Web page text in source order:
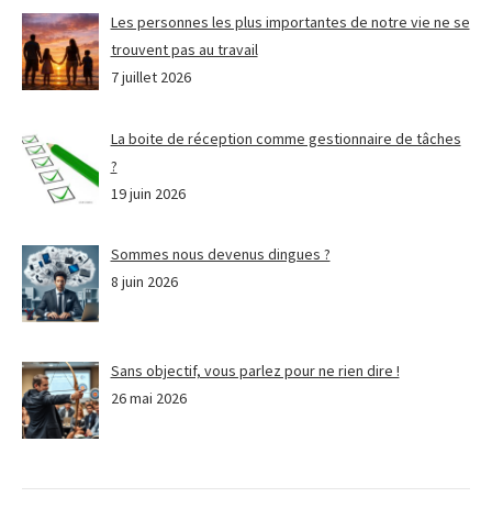
Les personnes les plus importantes de notre vie ne se
trouvent pas au travail
7 juillet 2026
La boite de réception comme gestionnaire de tâches
?
19 juin 2026
Sommes nous devenus dingues ?
8 juin 2026
Sans objectif, vous parlez pour ne rien dire !
26 mai 2026